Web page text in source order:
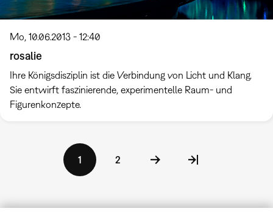
Mo, 10.06.2013 - 12:40
rosalie
Ihre Königsdisziplin ist die Verbindung von Licht und Klang.
Sie entwirft faszinierende, experimentelle Raum- und
Figurenkonzepte.
Aktuelle
Seite
1 Seite
2